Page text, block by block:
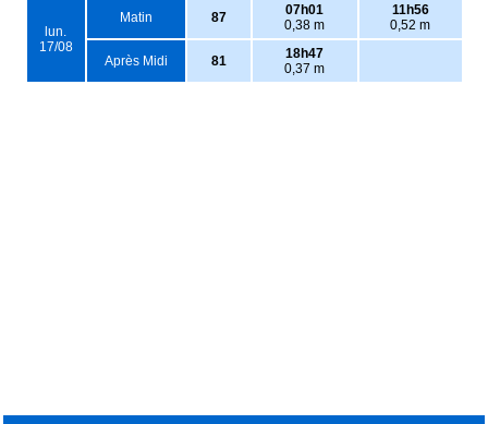
lun.
17/08
Matin 87
07h01
0,38 m
11h56
0,52 m
Après Midi 81
18h47
0,37 m